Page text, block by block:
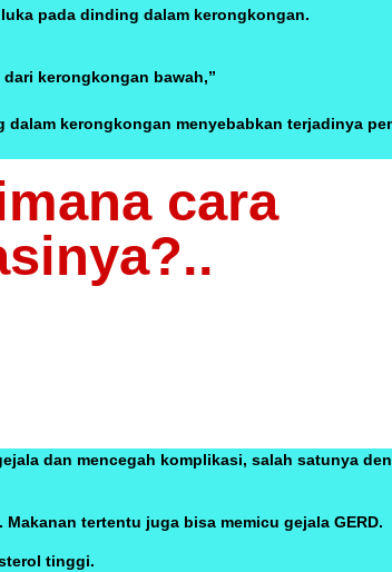
pada dinding dalam kerongkongan.
kerongkongan bawah,”
kerongkongan menyebabkan terjadinya
cara
dan mencegah komplikasi, salah satunya
tertentu juga bisa memicu gejala GERD.
tinggi.